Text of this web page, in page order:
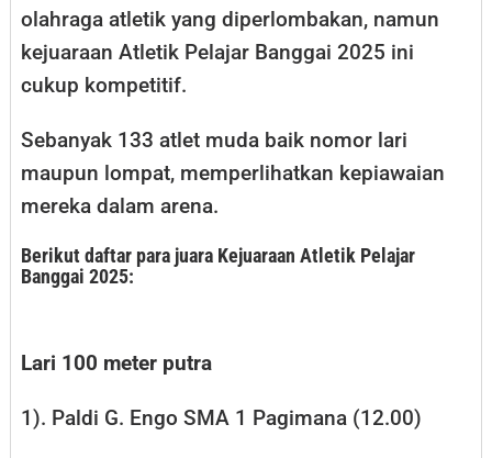
olahraga atletik yang diperlombakan, namun
kejuaraan Atletik Pelajar Banggai 2025 ini
cukup kompetitif.
Sebanyak 133 atlet muda baik nomor lari
maupun lompat, memperlihatkan kepiawaian
mereka dalam arena.
Berikut daftar para juara Kejuaraan Atletik Pelajar
Banggai 2025:
Lari 100 meter putra
1). Paldi G. Engo SMA 1 Pagimana (12.00)